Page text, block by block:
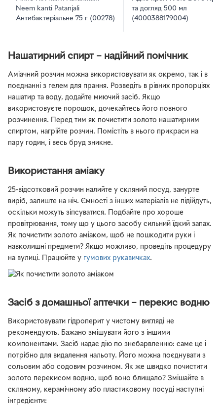
Neem kanti Patanjali
Антибактеріальне 75 г (00278)
та догляд 500 мл
(4000388179004)
Нашатирний спирт – надійний помічник
Аміачний розчин можна використовувати як окремо, так і в
поєднанні з гелем для прання. Розведіть в рівних пропорціях
нашатир та воду, додайте миючий засіб. Якщо
використовуєте порошок, дочекайтесь його повного
розчинення. Перед тим як почистити золото нашатирним
спиртом, нагрійте розчин. Помістіть в нього прикраси на
пару годин, і весь бруд зникне.
Використання аміаку
25-відсотковий розчин налийте у скляний посуд, занурте
виріб, залиште на ніч. Ємності з інших матеріалів не підійдуть,
оскільки можуть зіпсуватися. Подбайте про хороше
провітрювання, тому що у цього засобу сильний їдкий запах.
Як почистити золото аміаком, щоб не пошкодити руки і
навколишні предмети? Якщо можливо, проведіть процедуру
на вулиці. Працюйте у гумових рукавичках.
Засіб з домашньої аптечки – перекис водню
Використовувати гідроперит у чистому вигляді не
рекомендують. Бажано змішувати його з іншими
компонентами. Засіб надає дію по знебарвленню: саме це і
потрібно для видалення нальоту. Його можна поєднувати з
сольовим або содовим розчином. Як же швидко почистити
золото перекисом водню, щоб воно блищало? Змішайте в
скляному, керамічному або пластиковому посуді наступні
інгредієнти: